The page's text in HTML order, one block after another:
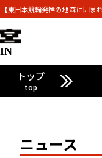
東日本競輪発祥の地 森に囲ま
トップ
top
ニュース